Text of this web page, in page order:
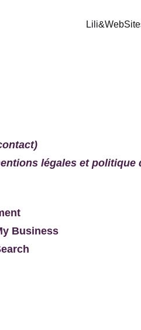
Lili&Web
légales et politique
Business